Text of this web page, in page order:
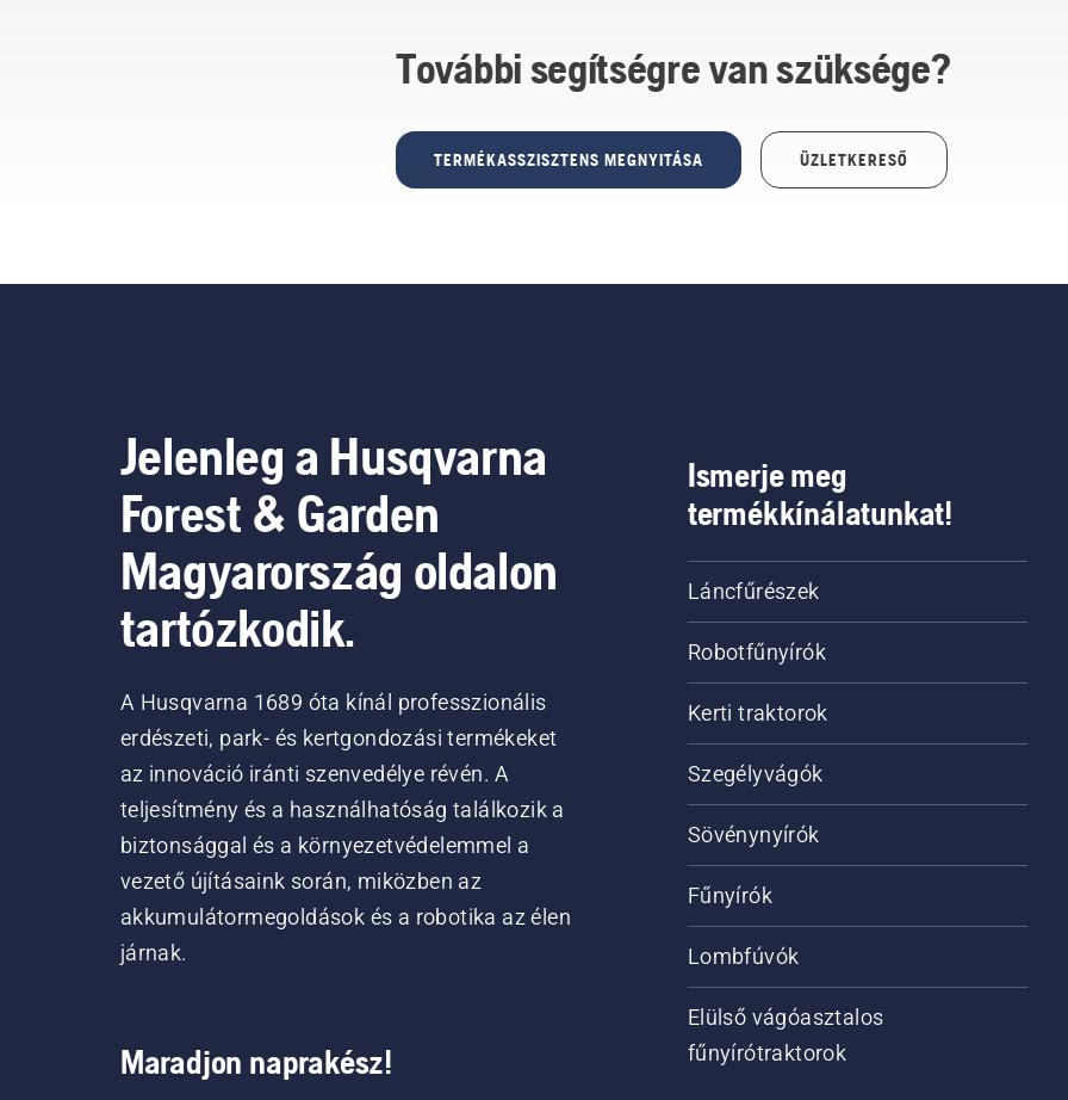
További segítségre van szüksége?
TERMÉKASSZISZTENS MEGNYITÁSA ÜZLETKERESŐ
Jelenleg a Husqvarna
Forest & Garden
Magyarország oldalon
tartózkodik.
A Husqvarna 1689 óta kínál professzionális
erdészeti, park- és kertgondozási termékeket
az innováció iránti szenvedélye révén. A
teljesítmény és a használhatóság találkozik a
biztonsággal és a környezetvédelemmel a
vezető újításaink során, miközben az
akkumulátormegoldások és a robotika az élen
járnak.
Maradjon naprakész!
Ismerje meg
termékkínálatunkat!
Láncfűrészek
Robotfűnyírók
Kerti traktorok
Szegélyvágók
Sövénynyírók
Fűnyírók
Lombfúvók
Elülső vágóasztalos
fűnyírótraktorok